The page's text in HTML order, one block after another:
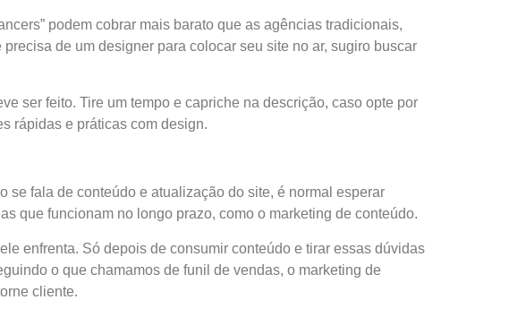
podem cobrar mais barato que as agências tradicionais,
de um designer para colocar seu site no ar, sugiro buscar
ser feito. Tire um tempo e capriche na descrição, caso opte por
rápidas e práticas com design.
se fala de conteúdo e atualização do site, é normal esperar
que funcionam no longo prazo, como o marketing de conteúdo.
enfrenta. Só depois de consumir conteúdo e tirar essas dúvidas
o que chamamos de funil de vendas, o marketing de
cliente.